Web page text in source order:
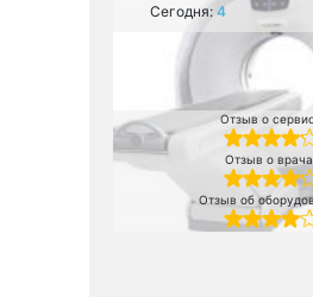
Сегодня: 4
Отзыв о
Отзыв о
Отзыв об